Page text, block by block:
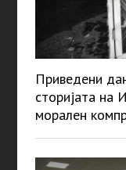
Приведени
сторијата на
морален